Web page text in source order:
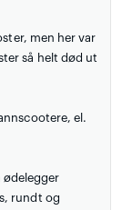
men her var
så helt død ut
el.
ødelegger
rundt og